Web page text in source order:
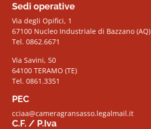
Sedi operative
Via degli Opifici, 1
67100 Nucleo Industriale di Bazzano (AQ)
Tel. 0862.6671
Via Savini, 50
64100 TERAMO (TE)
Tel. 0861.3351
PEC
cciaa@cameragransasso.legalmail.it
C.F. / P.Iva